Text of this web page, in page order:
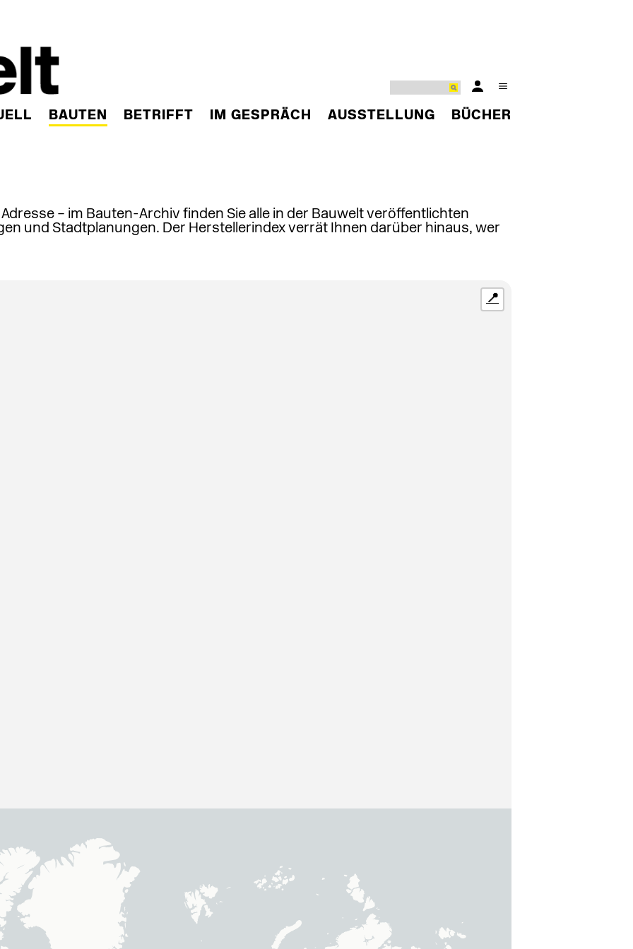
BAUTEN BETRIFFT IM GESPRÄCH AUSSTELLUNG BÜCHER
– im Bauten-Archiv finden Sie alle in der Bauwelt veröffentlichten
und Stadtplanungen. Der Herstellerindex verrät Ihnen darüber hinaus, wer
📍